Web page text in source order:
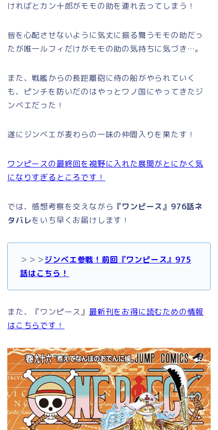
ければとカン十郎がモモの助を連れ去ってしまう！
皆を心配させないように気丈に振る舞うモモの助だっ
たが唯一ルフィだけがモモの助の気持ちに気づき…。
また、戦艦からの長距離砲に侍の船がやられていく
も、ピンチを防いだのはやっとワノ国にやってきたジ
ンベエだった！
遂にジンベエが麦わらの一味の仲間入りを果たす！
ワンピースの最終回を視野に入れた展開がとにかく気
になりすぎるところです！
では、感想考察を交えながら 『ワンピース』976話ネ
タバレをいち早くお届けします！
＞＞＞ジンベエ参戦！前回『ワンピース』975
話はこちら！
また、『ワンピース』 最新刊をお得に読むための情報
はこちらです！